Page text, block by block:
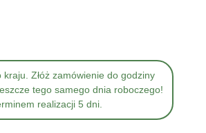
kraju. Złóż zamówienie do godziny
tego samego dnia roboczego!
realizacji 5 dni.